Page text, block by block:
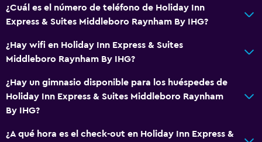
Baño privado
Accesibilidad y adecuación
Para no fumadores
Accesibilidad
Ascensor
Lavandería
¿Cuál es el número de teléfono de Holiday Inn
Express & Suites Middleboro Raynham By IHG?
¿Hay wifi en Holiday Inn Express & Suites
Middleboro Raynham By IHG?
¿Hay un gimnasio disponible para los huéspedes de
Holiday Inn Express & Suites Middleboro Raynham
By IHG?
¿A qué hora es el check-out en Holiday Inn Express &